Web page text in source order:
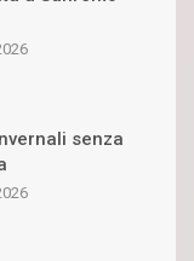
senza